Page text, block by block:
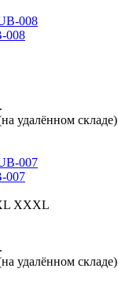
008
удалённом складе)
007
XXXL
удалённом складе)